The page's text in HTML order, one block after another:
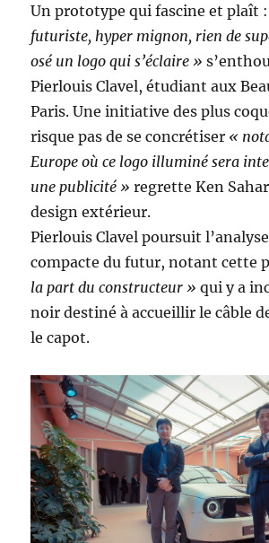
Un prototype qui fascine et plaît :
futuriste, hyper mignon, rien de
osé un logo qui s’éclaire »
Pierlouis Clavel, étudiant aux
Paris. Une initiative des plus
risque pas de se concrétiser «
Europe où ce logo illuminé sera
une publicité » regrette Ken
design extérieur.
Pierlouis Clavel poursuit
compacte du futur, notant cette
la part du constructeur » qui y a
noir destiné à accueillir le câble
le capot.